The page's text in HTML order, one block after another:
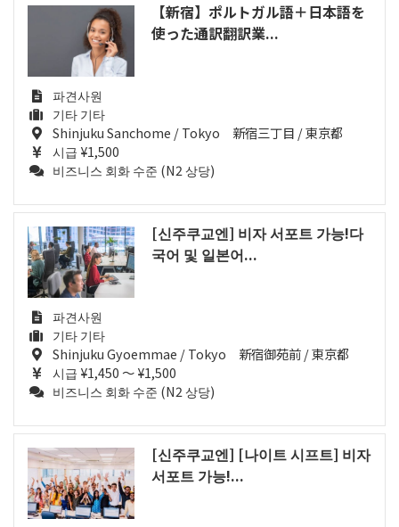
【新宿】ポルトガル語＋日本語を
使った通訳翻訳業...
파견사원
기타 기타
Shinjuku Sanchome / Tokyo 新宿三丁目 / 東京都
시급 ¥1,500
비즈니스 회화 수준 (N2 상당)
[신주쿠교엔] 비자 서포트 가능!다
국어 및 일본어...
파견사원
기타 기타
Shinjuku Gyoemmae / Tokyo 新宿御苑前 / 東京都
시급 ¥1,450 ～ ¥1,500
비즈니스 회화 수준 (N2 상당)
[신주쿠교엔] [나이트 시프트] 비자
서포트 가능!...